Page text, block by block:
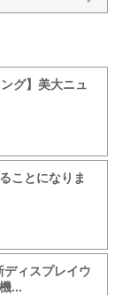
グ】美大ニュ
ことになりま
ィスプレイウ
...